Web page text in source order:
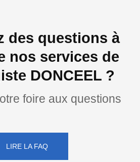
des questions à
nos services de
DONCEEL ?
foire aux questions
LIRE LA FAQ